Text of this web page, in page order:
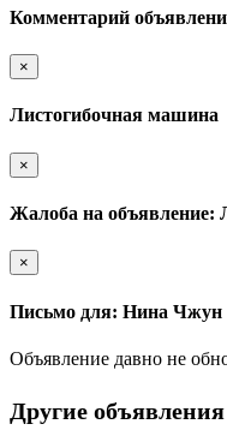
Комментарий
×
Листогибочная машина
×
Жалоба на объявление:
×
Письмо для: Нина Чжун
Объявление давно не
Другие объявления